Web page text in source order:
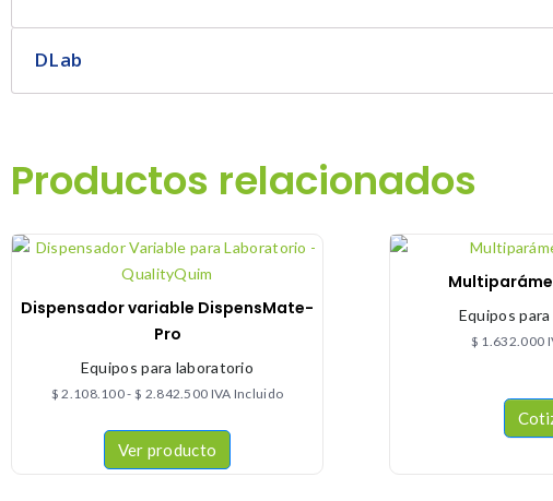
DLab
Productos relacionados
Dispensador variable DispensMate-
Pro
Equipos para laboratorio
$ 2.108.100- $ 2.842.500 IVA Incluido
Ver producto
Equipos
$ 1.632.000